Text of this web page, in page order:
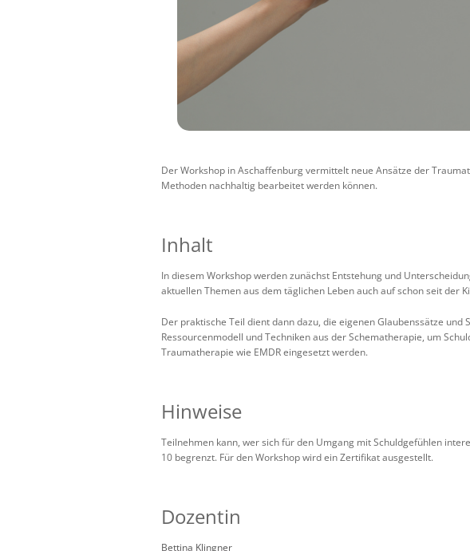
Der Workshop in Aschaffenburg vermittelt neue Ansätze der
Methoden nachhaltig bearbeitet werden können.
Inhalt
In diesem Workshop werden zunächst Entstehung und
aktuellen Themen aus dem täglichen Leben auch auf schon seit der
Der praktische Teil dient dann dazu, die eigenen Glaubenssätze
Ressourcenmodell und Techniken aus der Schematherapie, um
Traumatherapie wie EMDR eingesetzt werden.
Hinweise
Teilnehmen kann, wer sich für den Umgang mit Schuldgefühlen
10 begrenzt. Für den Workshop wird ein Zertifikat ausgestellt.
Dozentin
Bettina Klingner